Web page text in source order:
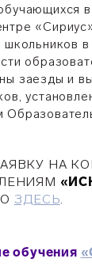
в
школьников
заезды и
НА
ЗДЕСЬ.
обучения